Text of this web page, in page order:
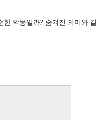
한 악몽일까? 숨겨진 의미와 길